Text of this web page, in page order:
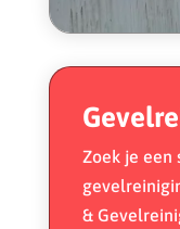
Zoek je een
&